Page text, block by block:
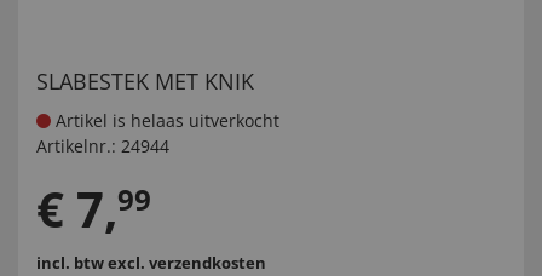
SLABESTEK MET KNIK
Artikel is helaas uitverkocht
Artikelnr.: 24944
€ 7,99
incl. btwexcl. verzendkosten